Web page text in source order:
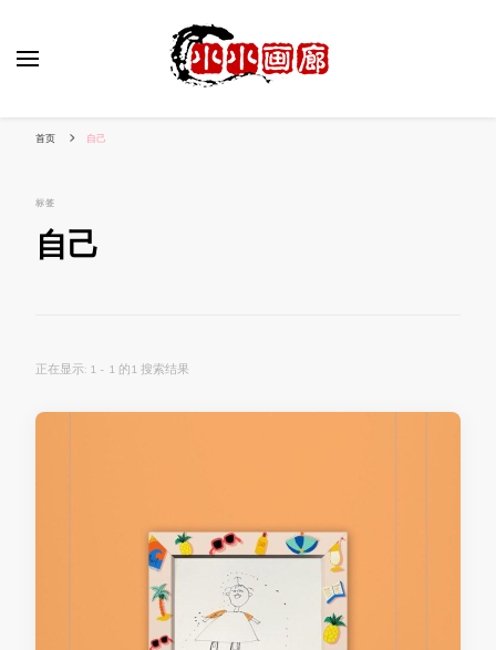
首页 自己
标签
自己
正在显示: 1 - 1 的1 搜索结果